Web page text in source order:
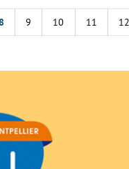
9 10 11 12